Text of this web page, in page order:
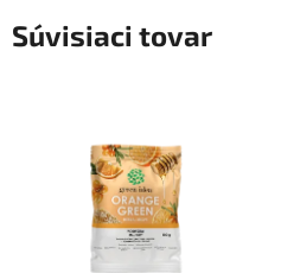
Súvisiaci tovar